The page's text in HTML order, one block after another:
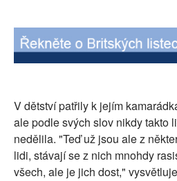
V dětství patřily k jejím
ale podle svých slov nikdy takto
nedělila. "Teď už jsou ale z
lidi, stávají se z nich mnohdy
všech, ale je jich dost,"